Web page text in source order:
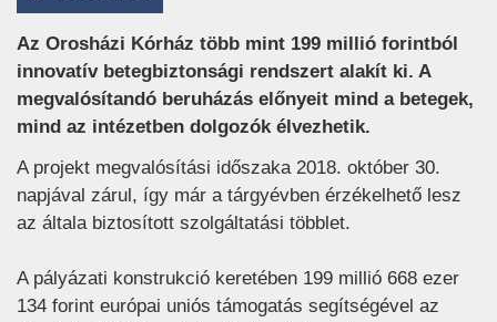
Az Orosházi Kórház több mint 199 millió forintból
innovatív betegbiztonsági rendszert alakít ki. A
megvalósítandó beruházás előnyeit mind a betegek,
mind az intézetben dolgozók élvezhetik.
A projekt megvalósítási időszaka 2018. október 30.
napjával zárul, így már a tárgyévben érzékelhető lesz
az általa biztosított szolgáltatási többlet.
A pályázati konstrukció keretében 199 millió 668 ezer
134 forint európai uniós támogatás segítségével az